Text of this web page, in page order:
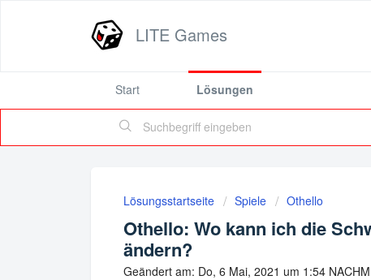
LITE Games
Start Lösungen
Lösungsstartseite Spiele Othello
Othello: Wo kann ich die
ändern?
Geändert am: Do, 6 Mai, 2021 um 1:54